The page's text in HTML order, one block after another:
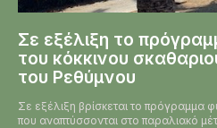
Σε εξέλιξη το
του κόκκινου
του Ρεθύμνου
Σε εξέλιξη βρίσκεται το πρόγραμμα
που αναπτύσσονται στο παραλιακό